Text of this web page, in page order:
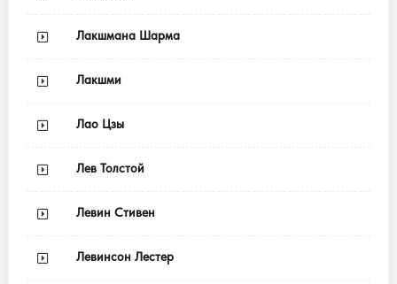
Лакшмана Шарма
Лакшми
Лао Цзы
Лев Толстой
Левин Стивен
Левинсон Лестер